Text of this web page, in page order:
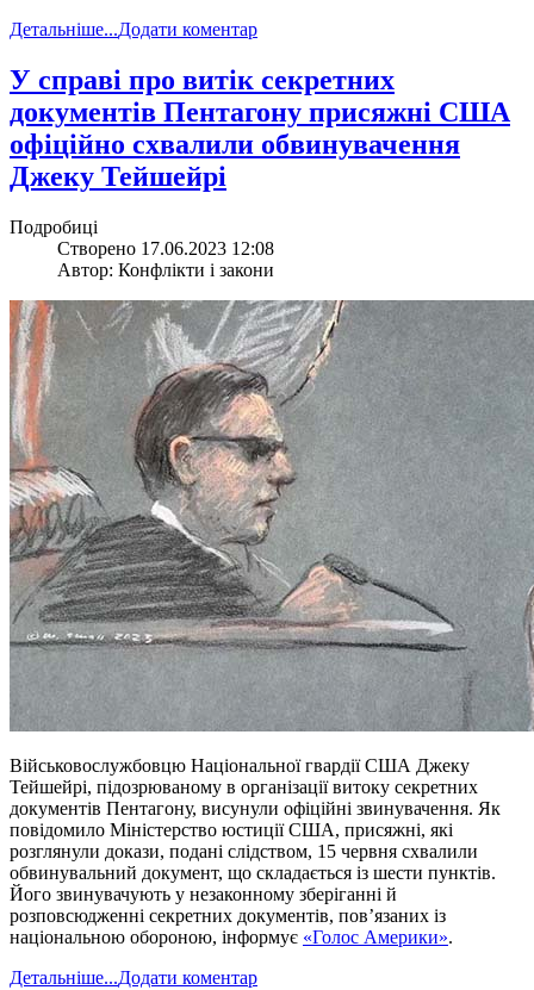
Детальніше...Додати коментар
​У справі про витік секретних
документів Пентагону присяжні США
офіційно схвалили обвинувачення
Джеку Тейшейрі
Подробиці
Створено 17.06.2023 12:08
Автор: Конфлікти і закони
Військовослужбовцю Національної гвардії США Джеку
Тейшейрі, підозрюваному в організації витоку секретних
документів Пентагону, висунули офіційні звинувачення. Як
повідомило Міністерство юстиції США, присяжні, які
розглянули докази, подані слідством, 15 червня схвалили
обвинувальний документ, що складається із шести пунктів.
Його звинувачують у незаконному зберіганні й
розповсюдженні секретних документів, пов’язаних із
національною обороною, інформує «Голос Америки».
Детальніше...Додати коментар